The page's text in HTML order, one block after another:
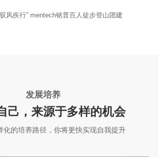
风疾行” mentech铭普百人徒步登山团建
发展培养
己，来源于多样的机会
化的培养路径，你将更快实现自我提升